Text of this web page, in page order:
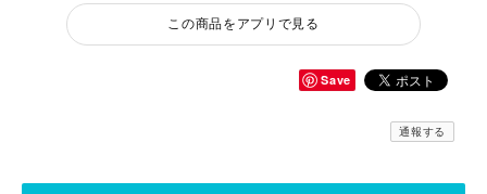
この商品をアプリで見る
Save
通報する